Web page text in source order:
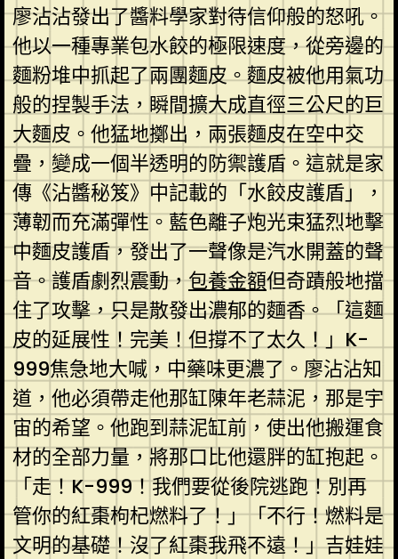
廖沾沾發出了醬料學家對待信仰般的怒吼。
他以一種專業包水餃的極限速度，從旁邊的
麵粉堆中抓起了兩團麵皮。麵皮被他用氣功
般的捏製手法，瞬間擴大成直徑三公尺的巨
大麵皮。他猛地擲出，兩張麵皮在空中交
疊，變成一個半透明的防禦護盾。這就是家
傳《沾醬秘笈》中記載的「水餃皮護盾」，
薄韌而充滿彈性。藍色離子炮光束猛烈地擊
中麵皮護盾，發出了一聲像是汽水開蓋的聲
音。護盾劇烈震動，包養金額但奇蹟般地擋
住了攻擊，只是散發出濃郁的麵香。「這麵
皮的延展性！完美！但撐不了太久！」K-
999焦急地大喊，中藥味更濃了。廖沾沾知
道，他必須帶走他那缸陳年老蒜泥，那是宇
宙的希望。他跑到蒜泥缸前，使出他搬運食
材的全部力量，將那口比他還胖的缸抱起。
「走！K-999！我們要從後院逃跑！別再
管你的紅棗枸杞燃料了！」「不行！燃料是
文明的基礎！沒了紅棗我飛不遠！」吉娃娃